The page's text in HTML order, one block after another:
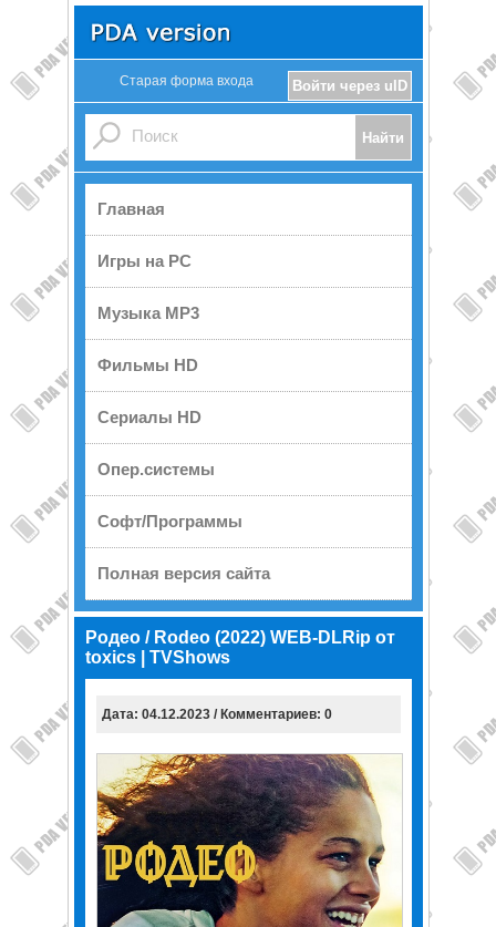
Войти через uID
Старая форма входа
Главная
Игры на PC
Музыка MP3
Фильмы HD
Сериалы HD
Опер.системы
Софт/Программы
Полная версия сайта
Родео / Rodeo (2022) WEB-DLRip от
toxics | TVShows
Дата: 04.12.2023 / Комментариев: 0